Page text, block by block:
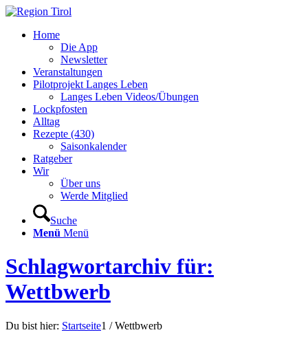
Home
Die App
Newsletter
Veranstaltungen
Pilotprojekt Langes Leben
Langes Leben Videos/Übungen
Lockpfosten
Alltag
Rezepte (430)
Saisonkalender
Ratgeber
Wir
Über uns
Werde Mitglied
Suche
Menü Menü
Schlagwortarchiv für:
Wettbwerb
Du bist hier: Startseite1 / Wettbwerb